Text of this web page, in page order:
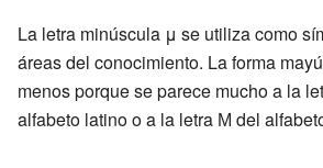
La letra minúscula μ se utiliza como
áreas del conocimiento. La forma
menos porque se parece mucho a la
alfabeto latino o a la letra М del